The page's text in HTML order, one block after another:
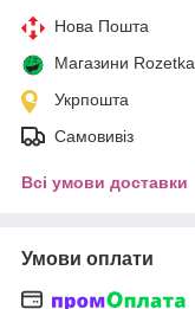
Нова Пошта
Магазини Rozetka
Укрпошта
Самовивіз
Всі умови доставки
Умови оплати